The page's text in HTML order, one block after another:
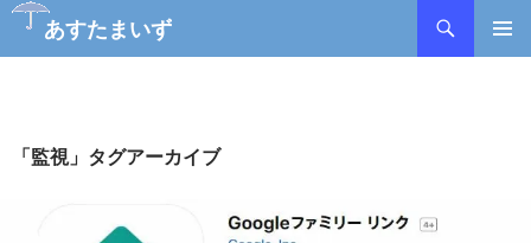
あすたまいず
検
ツ「監視」タグアーカイブ